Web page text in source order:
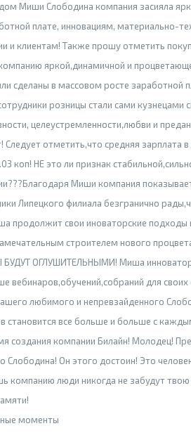
Миши Слободина компания засияла
плате, инновациям, материально-
и клиентам! Также прошу отметить
яркой,динамичной и
сделаны в массовом росте заработной
розницы стали сами
целеустремленности,любви и
Следует отметить,что средняя
коп! НЕ это ли признак
Миши компания
Липецкого филиала безгранично
продолжит свои иноваторские
строителем нового
ОГЛУШИТЕЛЬНЫМИ! Миша
вебинаров,обучений,собраний для
любимого и непревзайденного
становится все больше и больше с
создания компании Билайн! Молодец!
Слободина! Он этого достоин! Это
компанию люди никогда не забудут твою
моменты